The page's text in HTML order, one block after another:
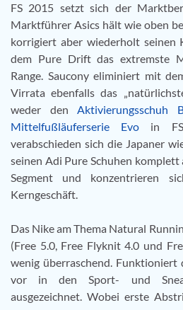
FS 2015 setzt sich der
Marktführer Asics hält wie oben
korrigiert aber wiederholt seinen
dem Pure Drift das extremste
Range. Saucony eliminiert mit
Virrata ebenfalls das
weder denAktivierungsschuh
Mittelfußläuferserie Evo in FS
verabschieden sich die Japaner
seinen Adi Pure Schuhen
Segment und konzentrieren
Kerngeschäft.
Das Nike am Thema Natural
(Free 5.0, Free Flyknit 4.0 und
wenig überraschend. Funktioniert
vor in den Sport- und
ausgezeichnet. Wobei erste